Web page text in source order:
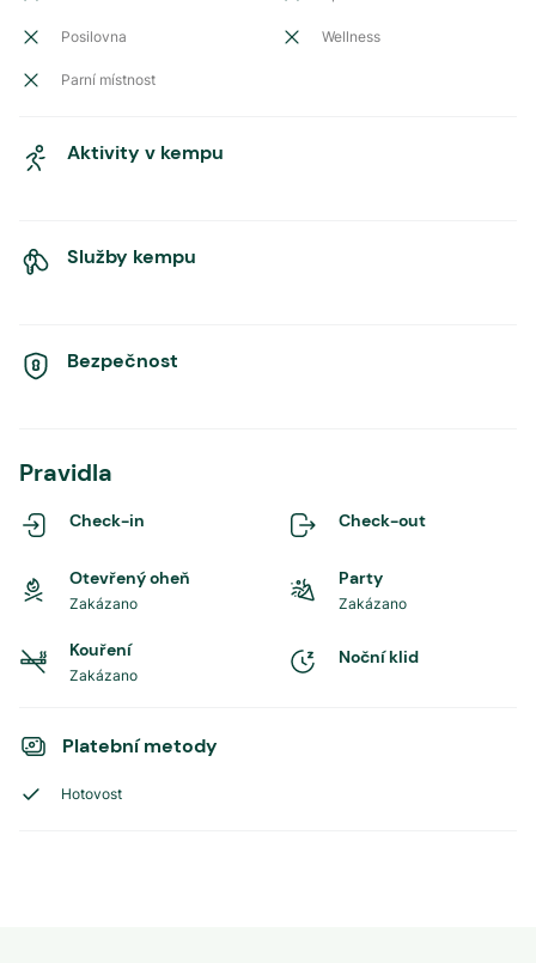
Posilovna Wellness
Parní místnost
Aktivity v kempu
Služby kempu
Bezpečnost
Pravidla
Check-in Check-out
Otevřený oheň
Zakázano
Party
Zakázano
Kouření
Zakázano
Noční klid
Platební metody
Hotovost